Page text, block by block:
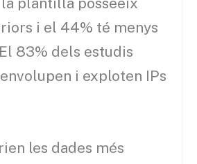
i el 44% té menys
83% dels estudis
i exploten IPs
les dades més